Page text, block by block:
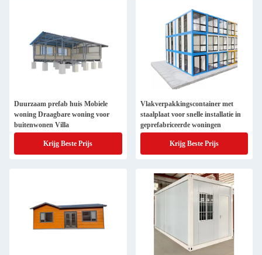
Duurzaam prefab huis Mobiele
woning Draagbare woning voor
buitenwonen Villa
Krijg Beste Prijs
Vlakverpakkingscontainer met
staalplaat voor snelle installatie in
geprefabriceerde woningen
Krijg Beste Prijs